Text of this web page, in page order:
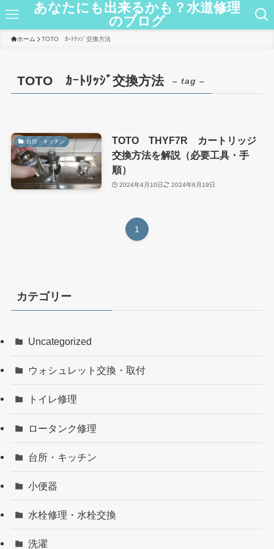
あなたにも出来るかも？水道修理
のブログ
ホーム TOTO ｶｰﾄﾘｯｼﾞ交換方法
TOTO ｶｰﾄﾘｯｼﾞ交換方法 – tag –
台所・キッチン
TOTO THYF7R カートリッジ
交換方法を解説（必要工具・手
順）
2024年4月10日 2024年6月19日
1
カテゴリー
Uncategorized
ウォシュレット交換・取付
トイレ修理
ロータンク修理
台所・キッチン
小便器
水栓修理・水栓交換
洗濯